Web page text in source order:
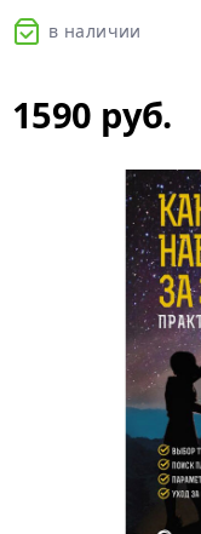
в наличии
1590 руб.